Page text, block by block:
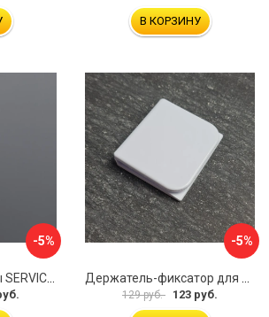
В КОРЗИНУ
-5% -5%
129 руб. 123 руб.